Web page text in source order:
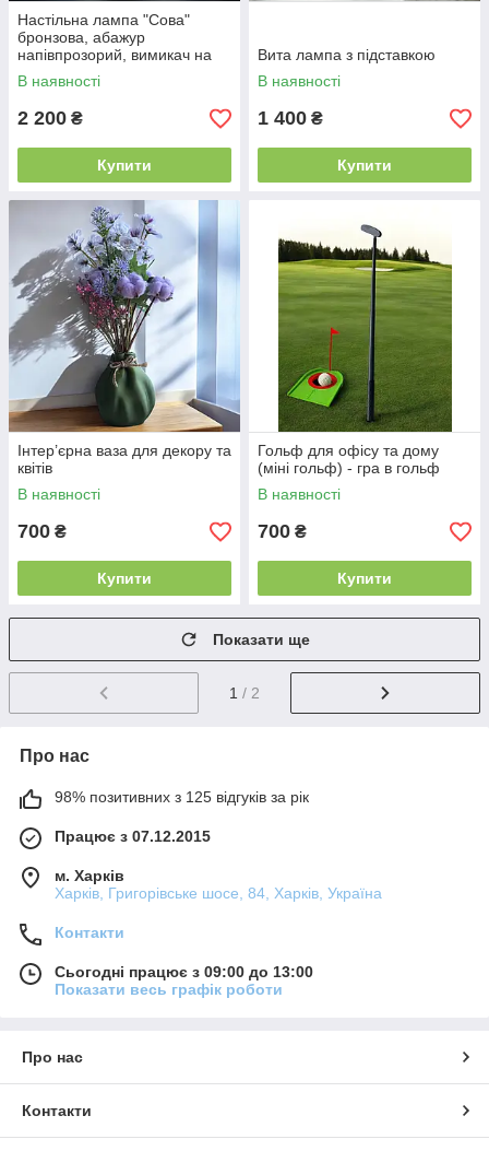
Настільна лампа "Сова"
бронзова, абажур
напівпрозорий, вимикач на
дроті, 220В
В наявності
2 200 ₴
Купити
Вита лампа з підставкою
В наявності
1 400 ₴
Купити
Інтер’єрна ваза для декору та
квітів
В наявності
700 ₴
Купити
Гольф для офісу та дому
(міні гольф) - гра в гольф
В наявності
700 ₴
Купити
Показати ще
1 / 2
Про нас
98% позитивних з 125 відгуків за рік
Працює з 07.12.2015
м. Харків
Харків, Григорівське шосе, 84, Харків, Україна
Контакти
Сьогодні працює з 09:00 до 13:00
Показати весь графік роботи
Про нас
Контакти